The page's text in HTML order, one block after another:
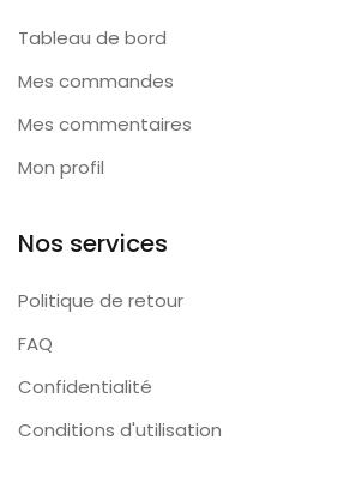
Tableau de bord
Mes commandes
Mes commentaires
Mon profil
Nos services
Politique de retour
FAQ
Confidentialité
Conditions d'utilisation